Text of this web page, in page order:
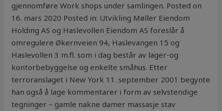
gjennomføre Work shops under samlingen. Posted on
16. mars 2020 Posted in: Utvikling Møller Eiendom
Holding AS og Haslevollen Eiendom AS foreslår å
omregulere Økernveien 94, Haslevangen 15 og
Haslevollen 3 m.fl. som i dag består av lager-og
kontorbebyggelse og enkelte småhus. Etter
terroranslaget i New York 11. september 2001 begynte
han også å lage kommentarer i form av selvstendige
tegninger – gamle nakne damer massasje stav